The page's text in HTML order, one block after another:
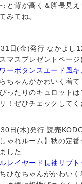
と背が高く＆脚長見
みてね。
日(金)発行 なかよし
マスプレゼントページ
ーボタンスエード風キ
ちゃんがかわいく着て
ったりのキュロット
！ぜひチェックしてく
日(木)発行 読売
しゃれルーム】秋の定
した
レイヤード長袖リブト
ひなちゃんがかわいく